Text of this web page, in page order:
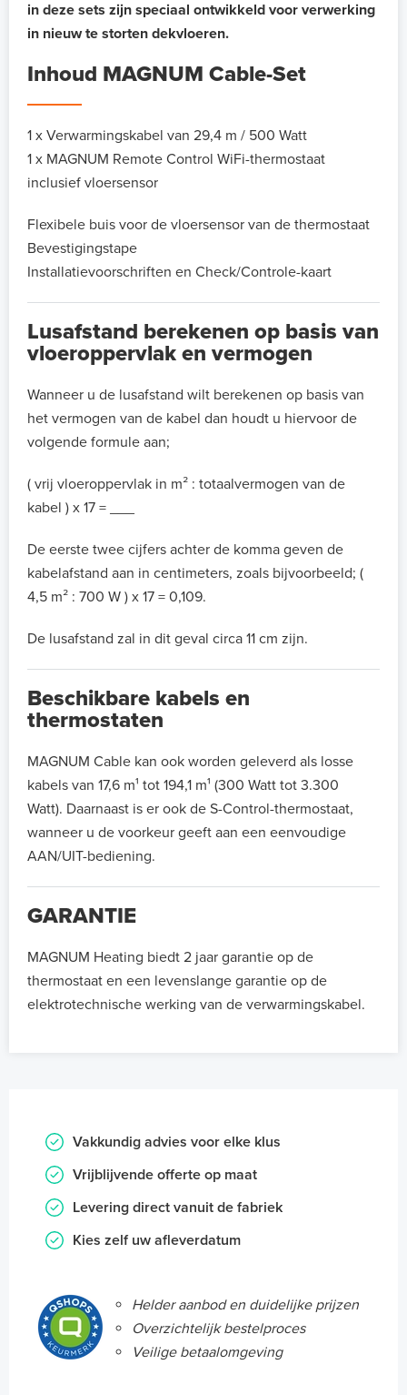
in deze sets zijn speciaal ontwikkeld voor verwerking
in nieuw te storten dekvloeren.
Inhoud MAGNUM Cable-Set
1 x Verwarmingskabel van 29,4 m / 500 Watt
1 x MAGNUM Remote Control WiFi-thermostaat
inclusief vloersensor
Flexibele buis voor de vloersensor van de thermostaat
Bevestigingstape
Installatievoorschriften en Check/Controle-kaart
Lusafstand berekenen op basis van
vloeroppervlak en vermogen
Wanneer u de lusafstand wilt berekenen op basis van
het vermogen van de kabel dan houdt u hiervoor de
volgende formule aan;
( vrij vloeroppervlak in m² : totaalvermogen van de
kabel ) x 17 = ___
De eerste twee cijfers achter de komma geven de
kabelafstand aan in centimeters, zoals bijvoorbeeld; (
4,5 m² : 700 W ) x 17 = 0,109.
De lusafstand zal in dit geval circa 11 cm zijn.
Beschikbare kabels en
thermostaten
MAGNUM Cable kan ook worden geleverd als losse
kabels van 17,6 m¹ tot 194,1 m¹ (300 Watt tot 3.300
Watt). Daarnaast is er ook de S-Control-thermostaat,
wanneer u de voorkeur geeft aan een eenvoudige
AAN/UIT-bediening.
GARANTIE
MAGNUM Heating biedt 2 jaar garantie op de
thermostaat en een levenslange garantie op de
elektrotechnische werking van de verwarmingskabel.
Vakkundig advies voor elke klus
Vrijblijvende offerte op maat
Levering direct vanuit de fabriek
Kies zelf uw afleverdatum
Helder aanbod en duidelijke prijzen
Overzichtelijk bestelproces
Veilige betaalomgeving